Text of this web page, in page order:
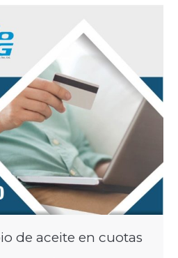
de aceite en cuotas